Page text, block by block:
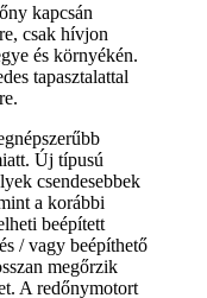
kapcsán
csak hívjon
és környékén.
tapasztalattal
Új típusú
csendesebbek
a korábbi
beépített
/ vagy beépíthető
megőrzik
A redőnymotort